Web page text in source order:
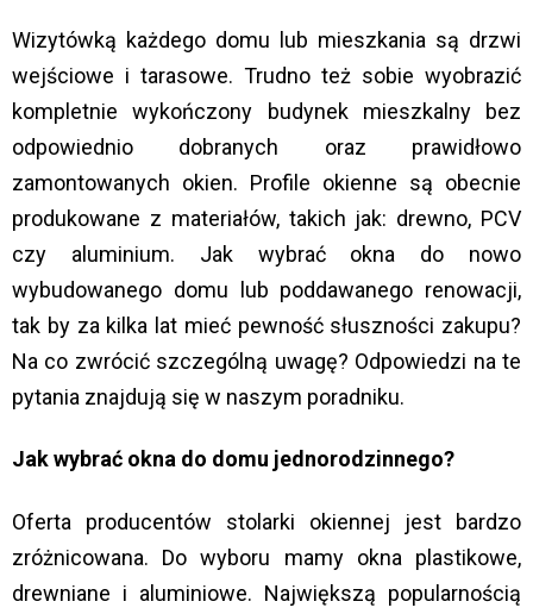
Wizytówką każdego domu lub mieszkania są drzwi
wejściowe i tarasowe. Trudno też sobie wyobrazić
kompletnie wykończony budynek mieszkalny bez
odpowiednio dobranych oraz prawidłowo
zamontowanych okien. Profile okienne są obecnie
produkowane z materiałów, takich jak: drewno, PCV
czy aluminium. Jak wybrać okna do nowo
wybudowanego domu lub poddawanego renowacji,
tak by za kilka lat mieć pewność słuszności zakupu?
Na co zwrócić szczególną uwagę? Odpowiedzi na te
pytania znajdują się w naszym poradniku.
Jak wybrać okna do domu jednorodzinnego?
Oferta producentów stolarki okiennej jest bardzo
zróżnicowana. Do wyboru mamy okna plastikowe,
drewniane i aluminiowe. Największą popularnością